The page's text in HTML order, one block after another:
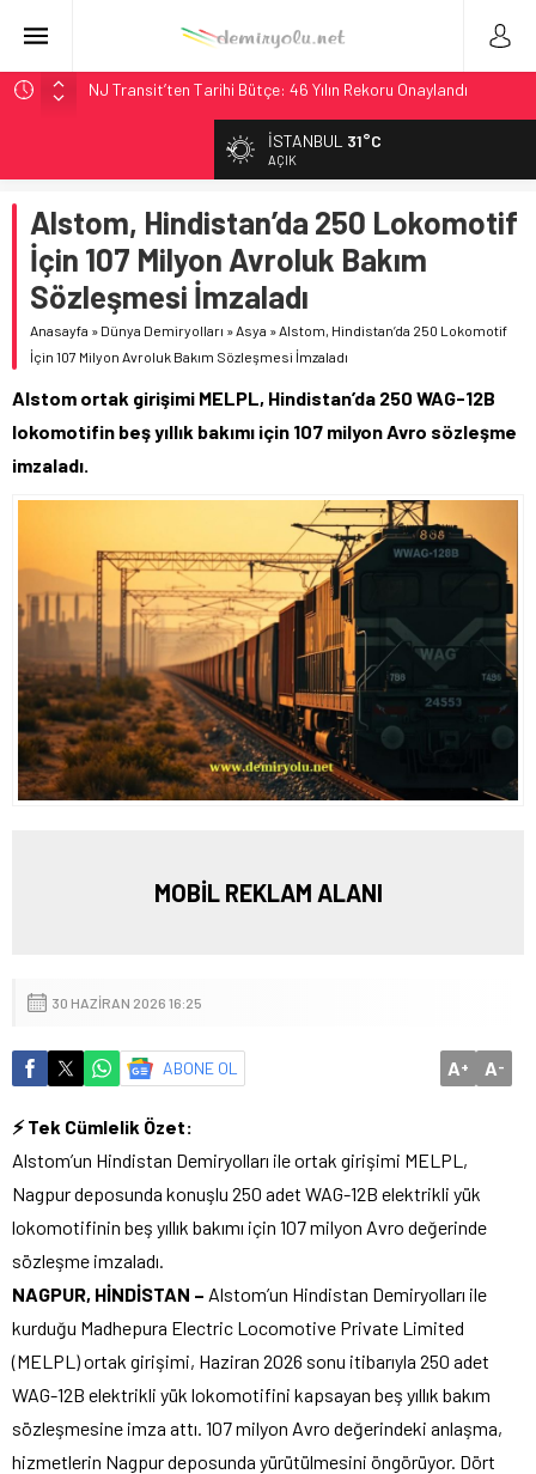
NJ Transit’ten Tarihi Bütçe: 46 Yılın Rekoru Onaylandı
Rocky Mountain, Güneş Enerjili Tesisten İlk Rayı Sevk Etti
AAR, MIT ve Berkeley Dahil 4 Üniversiteyle Araştırma
Konsorsiyumu Başlattı
Long Beach Limanı’na 58 Milyon Dolarlık Yeşil Yatırım Ödülü
Chicago’da Metra Polisi BVLOS Drone’larla Müdahale
Süresini Kısalttı
İSTANBUL 31°C
AÇIK
Alstom, Hindistan’da 250 Lokomotif
İçin 107 Milyon Avroluk Bakım
Sözleşmesi İmzaladı
Anasayfa » Dünya Demiryolları »Asya »Alstom, Hindistan’da 250 Lokomotif
İçin 107 Milyon Avroluk Bakım Sözleşmesi İmzaladı
Alstom ortak girişimi MELPL, Hindistan’da 250 WAG-12B
lokomotifin beş yıllık bakımı için 107 milyon Avro sözleşme
imzaladı.
MOBİL REKLAM ALANI
30 HAZIRAN 2026 16:25
ABONE OL A+ A-
⚡ Tek Cümlelik Özet:
Alstom’un Hindistan Demiryolları ile ortak girişimi MELPL,
Nagpur deposunda konuşlu 250 adet WAG-12B elektrikli yük
lokomotifinin beş yıllık bakımı için 107 milyon Avro değerinde
sözleşme imzaladı.
NAGPUR, HİNDİSTAN – Alstom’un Hindistan Demiryolları ile
kurduğu Madhepura Electric Locomotive Private Limited
(MELPL) ortak girişimi, Haziran 2026 sonu itibarıyla 250 adet
WAG-12B elektrikli yük lokomotifini kapsayan beş yıllık bakım
sözleşmesine imza attı. 107 milyon Avro değerindeki anlaşma,
hizmetlerin Nagpur deposunda yürütülmesini öngörüyor. Dört